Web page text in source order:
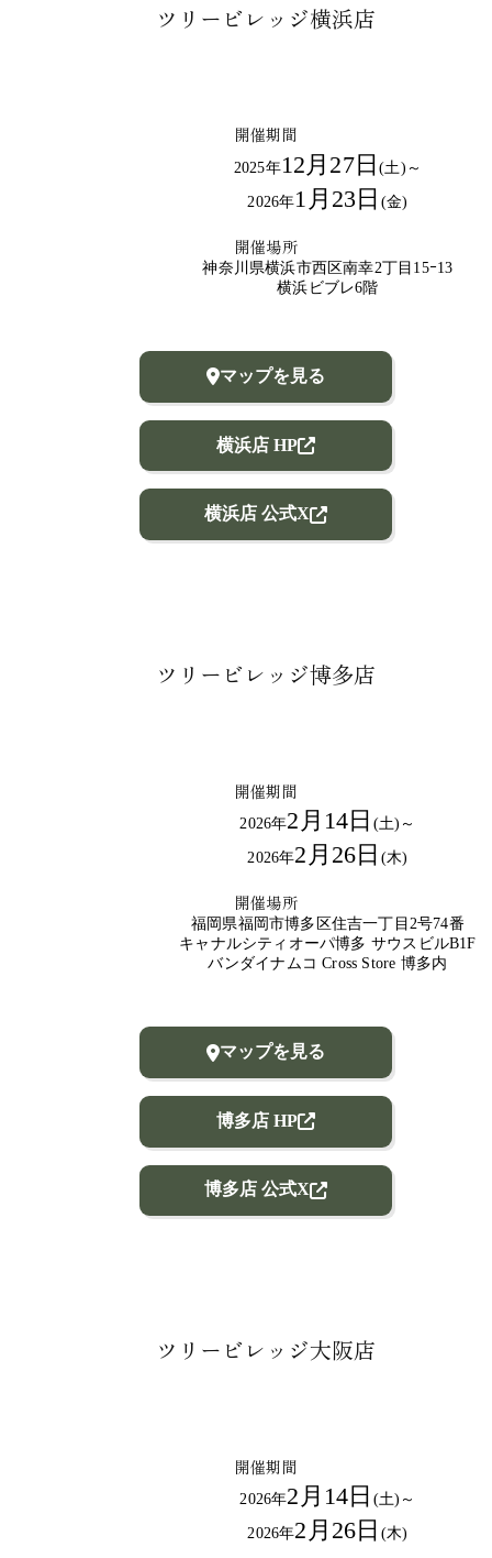
ツリービレッジ横浜店
開催期間
2025年12月27日(土)～
2026年1月23日 (金)
開催場所
神奈川県横浜市西区南幸2丁目15ｰ13
横浜ビブレ6階
マップを見る
横浜店 HP
横浜店 公式X
ツリービレッジ博多店
開催期間
2026年2月14日 (土)～
2026年2月26日 (木)
開催場所
福岡県福岡市博多区住吉一丁目2号74番
キャナルシティオーパ博多 サウスビルB1F
バンダイナムコ Cross Store 博多内
マップを見る
博多店 HP
博多店 公式X
ツリービレッジ大阪店
開催期間
2026年2月14日 (土)～
2026年2月26日 (木)